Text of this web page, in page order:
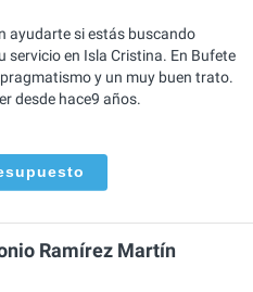
ayudarte si estás buscando
servicio en Isla Cristina. En Bufete
y un muy buen trato.
desde hace9 años.
Ramírez Martín